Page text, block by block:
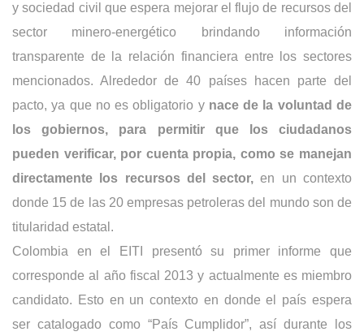
y sociedad civil que espera mejorar el flujo de recursos del
sector minero-energético brindando información
transparente de la relación financiera entre los sectores
mencionados. Alrededor de 40 países hacen parte del
pacto, ya que no es obligatorio y nace de la voluntad de
los gobiernos, para permitir que los ciudadanos
pueden verificar, por cuenta propia, como se manejan
directamente los recursos del sector, en un contexto
donde 15 de las 20 empresas petroleras del mundo son de
titularidad estatal.
Colombia en el EITI presentó su primer informe que
corresponde al año fiscal 2013 y actualmente es miembro
candidato. Esto en un contexto en donde el país espera
ser catalogado como “País Cumplidor”, así durante los